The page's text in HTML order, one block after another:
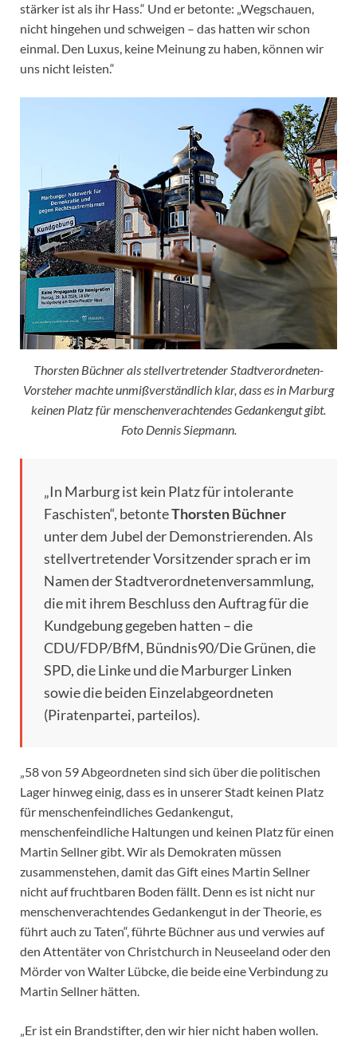
stärker ist als ihr Hass.“ Und er betonte: „Wegschauen,
nicht hingehen und schweigen – das hatten wir schon
einmal. Den Luxus, keine Meinung zu haben, können wir
uns nicht leisten.“
Thorsten Büchner als stellvertretender Stadtverordneten-
Vorsteher machte unmißverständlich klar, dass es in Marburg
keinen Platz für menschenverachtendes Gedankengut gibt.
Foto Dennis Siepmann.
„In Marburg ist kein Platz für intolerante
Faschisten“, betonteThorsten Büchner
unter dem Jubel der Demonstrierenden. Als
stellvertretender Vorsitzender sprach er im
Namen der Stadtverordnetenversammlung,
die mit ihrem Beschluss den Auftrag für die
Kundgebung gegeben hatten – die
CDU/FDP/BfM, Bündnis90/Die Grünen, die
SPD, die Linke und die Marburger Linken
sowie die beiden Einzelabgeordneten
(Piratenpartei, parteilos).
„58 von 59 Abgeordneten sind sich über die politischen
Lager hinweg einig, dass es in unserer Stadt keinen Platz
für menschenfeindliches Gedankengut,
menschenfeindliche Haltungen und keinen Platz für einen
Martin Sellner gibt. Wir als Demokraten müssen
zusammenstehen, damit das Gift eines Martin Sellner
nicht auf fruchtbaren Boden fällt. Denn es ist nicht nur
menschenverachtendes Gedankengut in der Theorie, es
führt auch zu Taten“, führte Büchner aus und verwies auf
den Attentäter von Christchurch in Neuseeland oder den
Mörder von Walter Lübcke, die beide eine Verbindung zu
Martin Sellner hätten.
„Er ist ein Brandstifter, den wir hier nicht haben wollen.